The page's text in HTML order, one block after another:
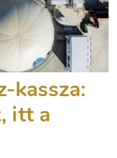
kassza:
itt a